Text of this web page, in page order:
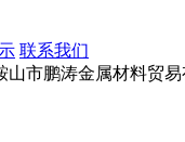
联系我们
山市鹏涛金属材料贸